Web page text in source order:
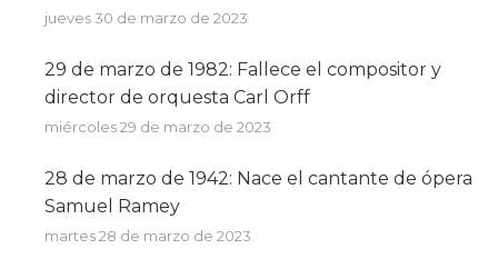
jueves 30 de marzo de 2023
29 de marzo de 1982: Fallece el compositor y
director de orquesta Carl Orff
miércoles 29 de marzo de 2023
28 de marzo de 1942: Nace el cantante de ópera
Samuel Ramey
martes 28 de marzo de 2023